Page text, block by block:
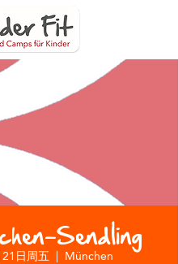
Sendling
日周五 München